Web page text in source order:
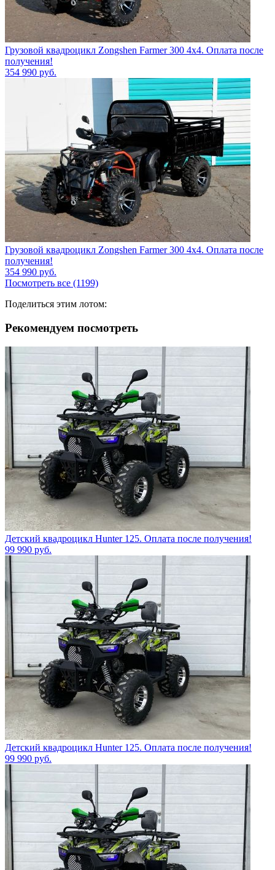
Грузовой квадроцикл Zongshen Farmer 300 4х4. Оплата после
получения!
354 990 руб.
Грузовой квадроцикл Zongshen Farmer 300 4х4. Оплата после
получения!
354 990 руб.
Посмотреть все (1199)
Поделиться этим лотом:
Рекомендуем посмотреть
Детский квадроцикл Hunter 125. Оплата после получения!
99 990 руб.
Детский квадроцикл Hunter 125. Оплата после получения!
99 990 руб.